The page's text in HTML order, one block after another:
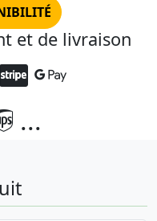
et de livraison
...